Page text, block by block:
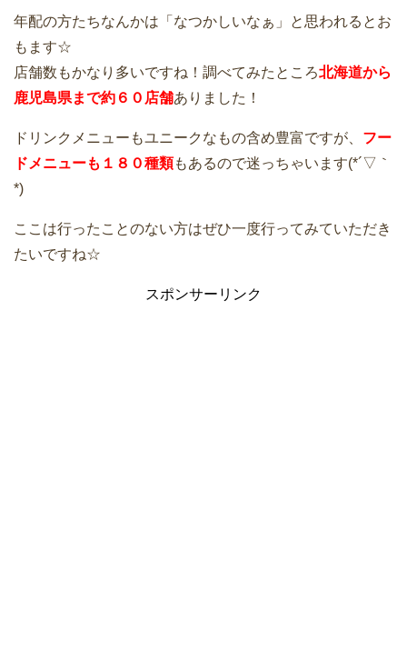
年配の方たちなんかは「なつかしいなぁ」と思われるとお
もます☆
店舗数もかなり多いですね！調べてみたところ北海道から
鹿児島県まで約６０店舗ありました！
ドリンクメニューもユニークなもの含め豊富ですが、 フー
ドメニューも１８０種類もあるので迷っちゃいます(*´▽｀
*)
ここは行ったことのない方はぜひ一度行ってみていただき
たいですね☆
スポンサーリンク